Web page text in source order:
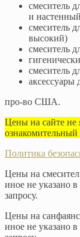
смеситель
и
смеситель
высокий)
смеситель
смеситель
аксессуары
про-во США.
Цены на сайте не
ознакомительный
Политика
Цены на
иное не указано
запросу.
Цены на
иное не указано